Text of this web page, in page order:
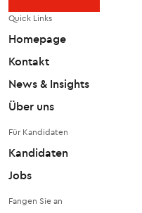
Quick Links
Homepage
Kontakt
News & Insights
Über uns
Für Kandidaten
Kandidaten
Jobs
Fangen Sie an